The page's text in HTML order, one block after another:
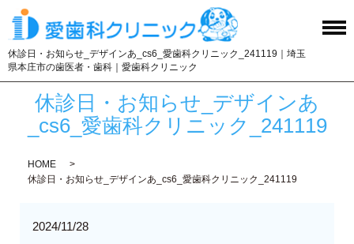
休診日・お知らせ_デザインあ_cs6_愛歯科クリニック_241119｜埼玉
県本庄市の歯医者・歯科｜愛歯科クリニック
休診日・お知らせ_デザインあ
_cs6_愛歯科クリニック_241119
HOME
休診日・お知らせ_デザインあ_cs6_愛歯科クリニック_241119
2024/11/28